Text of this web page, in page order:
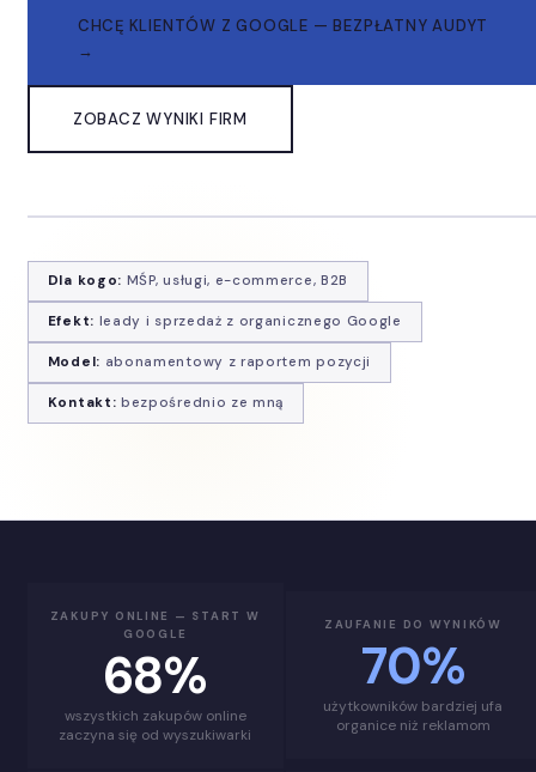
CHCĘ KLIENTÓW Z GOOGLE — BEZPŁATNY AUDYT
→
ZOBACZ WYNIKI FIRM
Dla kogo: MŚP, usługi, e-commerce, B2B
Efekt: leady i sprzedaż z organicznego Google
Model: abonamentowy z raportem pozycji
Kontakt: bezpośrednio ze mną
ZAKUPY ONLINE — START W
GOOGLE
68%
wszystkich zakupów online
zaczyna się od wyszukiwarki
ZAUFANIE DO WYNIKÓW
70%
użytkowników bardziej ufa
organice niż reklamom